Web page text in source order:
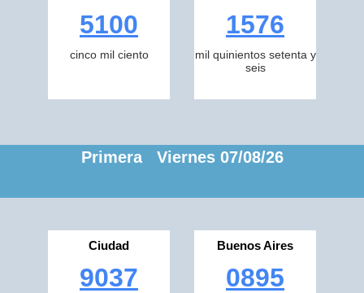
5100
cinco mil ciento
1576
mil quinientos setenta y
seis
Primera Viernes 07/08/26
Ciudad
9037
Buenos Aires
0895